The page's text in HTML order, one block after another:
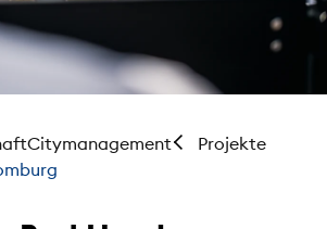
Citymanagement
Projekte